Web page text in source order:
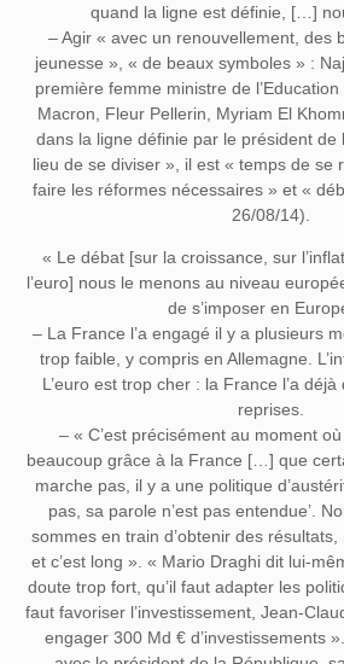
quand la ligne est définie, […]
– Agir « avec un renouvellement, des
jeunesse », « de beaux symboles » :
première femme ministre de
Macron, Fleur Pellerin, Myriam El
dans la ligne définie par le président de
lieu de se diviser », il est « temps de se
faire les réformes nécessaires » et «
26/08/14).
« Le débat [sur la croissance, sur
l’euro] nous le menons au niveau
de s’imposer en
– La France l’a engagé il y a plusieurs
trop faible, y compris en Allemagne.
L’euro est trop cher : la France l’a
reprises.
– « C’est précisément au moment
beaucoup grâce à la France […] que
marche pas, il y a une politique
pas, sa parole n’est pas entendue’.
sommes en train d’obtenir des résultats,
et c’est long ». « Mario Draghi dit lui-
doute trop fort, qu’il faut adapter les
faut favoriser l’investissement, Jean-
engager 300 Md € d’investissements